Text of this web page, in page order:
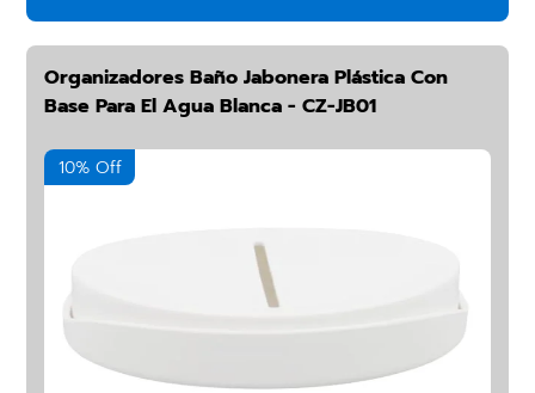
Organizadores Baño Jabonera Plástica Con
Base Para El Agua Blanca - CZ-JB01
10% Off